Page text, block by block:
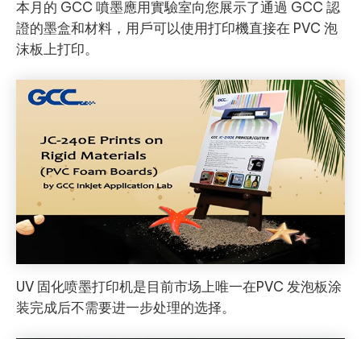
本月的 GCC 噴墨應用實驗室向您展示了通過 GCC 認
證的墨盒和材料，用戶可以使用打印機直接在 PVC 泡
沫板上打印。
UV 固化喷墨打印机是目前市场上唯一在PVC 发泡板涂
装完成后不需要进一步处理的选择。